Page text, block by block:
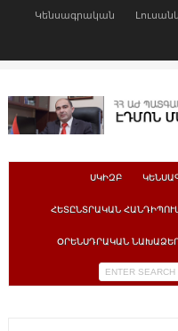
Կենսագրական
ՍԿԻԶԲ
ՀԵՏԸՆՏՐԱԿԱՆ
ՕՐԵՆՍԴՐԱԿԱՆ